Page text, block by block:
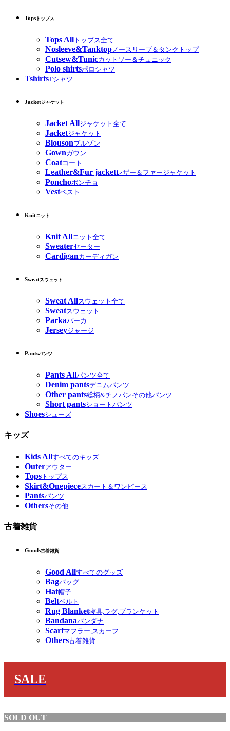
Tops トップス
Tops All トップス全て
Nosleeve&Tanktopノースリーブ＆タンクトップ
Cutsew&Tunicカットソー＆チュニック
Polo shirtsポロシャツ
TshirtsTシャツ
Jacketジャケット
Jacket Allジャケット全て
Jacketジャケット
Blousonブルゾン
Gownガウン
Coatコート
Leather&Fur jacketレザー＆ファージャケット
Ponchoポンチョ
Vestベスト
Knitニット
Knit Allニット全て
Sweaterセーター
Cardiganカーディガン
Sweatスウェット
Sweat Allスウェット全て
Sweatスウェット
Parkaパーカ
Jerseyジャージ
Pantsパンツ
Pants Allパンツ全て
Denim pantsデニムパンツ
Other pants総柄&チノパンその他パンツ
Short pantsショートパンツ
Shoesシューズ
キッズ
Kids Allすべてのキッズ
Outerアウター
Tops トップス
Skirt&Onepieceスカート＆ワンピース
Pantsパンツ
Othersその他
古着雑貨
Goods古着雑貨
Good Allすべてのグッズ
Bagバッグ
Hat帽子
Beltベルト
Rug Blanket寝具,ラグ,ブランケット
Bandanaバンダナ
Scarfマフラー,スカーフ
Others古着雑貨
SALE
SOLD OUT